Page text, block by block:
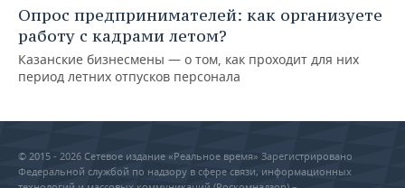
Опрос предпринимателей: как организуете
работу с кадрами летом?
Казанские бизнесмены — о том, как проходит для них
период летних отпусков персонала
© 2015 - 2026 Сетевое издание «Реальное время» Зарегистрировано
Федеральной службой по надзору в сфере связи, информационных